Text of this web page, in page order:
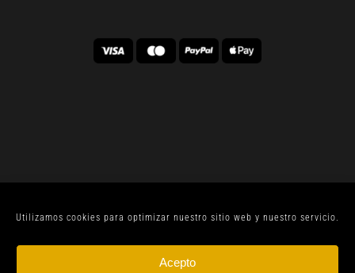
Utilizamos cookies para optimizar nuestro sitio web y nuestro servicio.
Acepto
LOS DERECHOS RESERVADOS | BY